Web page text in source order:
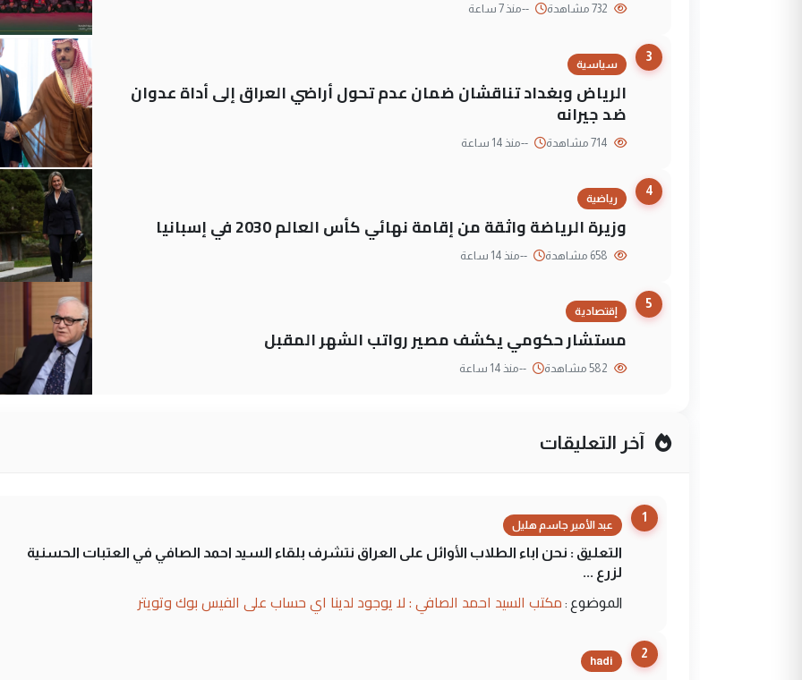
--منذ 7 ساعة
3
سياسية
الرياض وبغداد تناقشان ضمان عدم تحول أراضي العراق إلى أداة عدوان
ضد جيرانه
--منذ 14 ساعة
4
رياضية
وزيرة الرياضة واثقة من إقامة نهائي كأس العالم 2030 في إسبانيا
--منذ 14 ساعة
5
إقتصادية
مستشار حكومي يكشف مصير رواتب الشهر المقبل
--منذ 14 ساعة
آخر التعليقات
1
عبد الأمير جاسم هليل
التعليق : نحن اباء الطلاب الأوائل على العراق نتشرف بلقاء السيد احمد الصافي في العتبات الحسنية
لزرع ...
الموضوع : مكتب السيد احمد الصافي : لا يوجود لدينا اي حساب على الفيس بوك وتويتر
2
hadi